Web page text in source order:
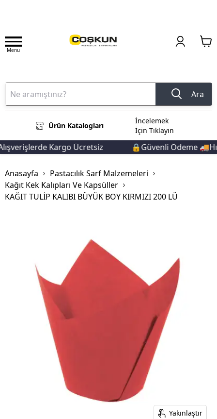
Menu
Ara
Ürün Katalogları
İncelemek
İçin Tıklayın
Kargo Ücretsiz 🔒Güvenli Ödeme
Anasayfa
Pastacılık Sarf Malzemeleri
Kağıt Kek Kalıpları Ve Kapsüller
KAĞIT TULİP KALIBI BÜYÜK BOY KIRMIZI 200 LÜ
Yakınlaştır